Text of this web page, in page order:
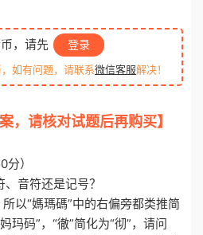
，请先 登录
如有问题，请联系微信客服解决！
，请核对试题后再购买】
）
音符还是记号？
以“媽瑪碼”中的右偏旁都类推简
玛码”，“徹”简化为“彻”，请问